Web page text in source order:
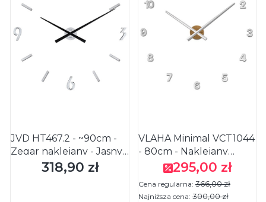
JVD HT467.2 - ~90cm -
Zegar naklejany - Jasny
Cena
318,90 zł
VLAHA Minimal VCT1044
- 80cm - Naklejany
zegar ścienny z drewna
Cena promocyjna
295,00 zł
Cena regularna: 366,00 zł
Najniższa cena: 300,00 zł